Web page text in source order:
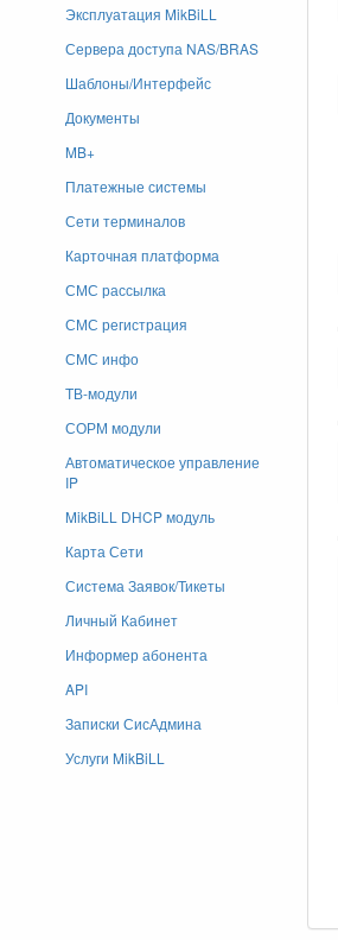
Эксплуатация MikBiLL
Сервера доступа NAS/BRAS
Шаблоны/Интерфейс
Документы
MB+
Платежные системы
Сети терминалов
Карточная платформа
СМС рассылка
СМС регистрация
СМС инфо
ТВ-модули
СОРМ модули
Автоматическое управление
IP
MikBiLL DHCP модуль
Карта Сети
Система Заявок/Тикеты
Личный Кабинет
Информер абонента
API
Записки СисАдмина
Услуги MikBiLL